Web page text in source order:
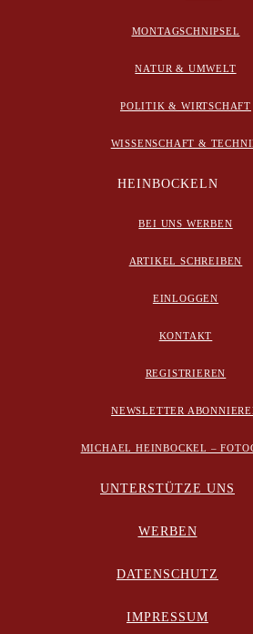
MONTAGSCHNIPSEL
NATUR & UMWELT
POLITIK & WIRTSCHAFT
WISSENSCHAFT &
HEINBOCKELN
BEI UNS WERBEN
ARTIKEL SCHREIBEN
EINLOGGEN
KONTAKT
REGISTRIEREN
NEWSLETTER
MICHAEL HEINBOCKEL –
UNTERSTÜTZE UNS
WERBEN
DATENSCHUTZ
IMPRESSUM